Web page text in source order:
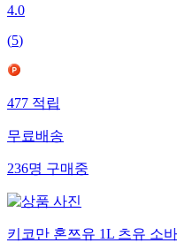
4.0
(5)
477 적립
무료배송
236명 구매중
키코만 혼쯔유 1L 츠유 소